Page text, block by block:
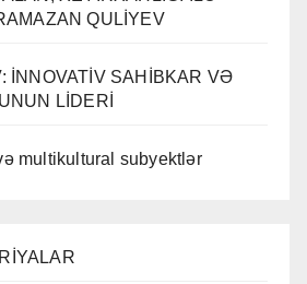
QULİYEV
İNNOVATİV SAHİBKAR VƏ
LİDERİ
multikultural subyektlər